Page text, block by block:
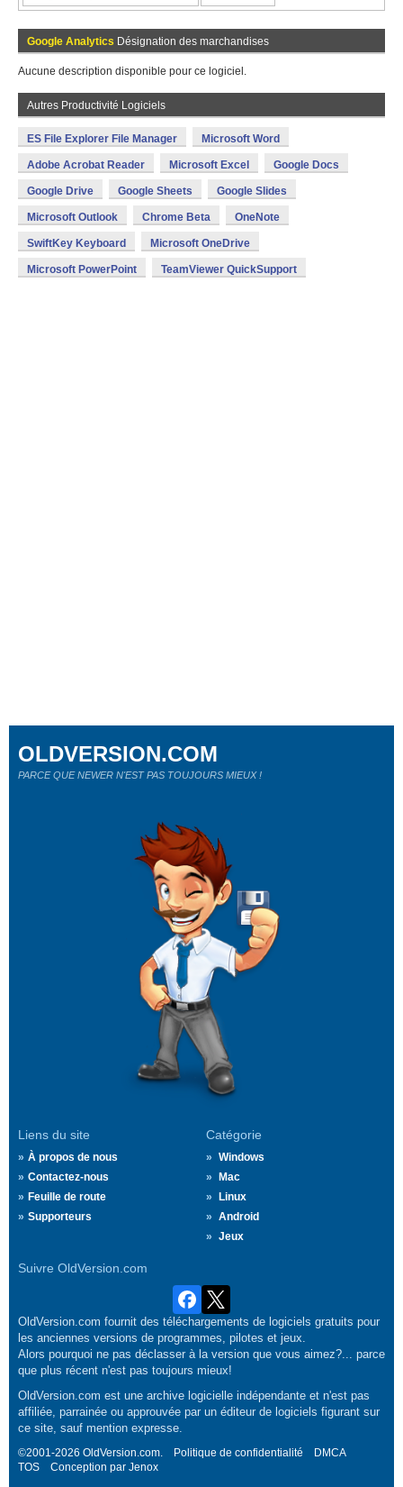
Google Analytics Désignation des marchandises
Aucune description disponible pour ce logiciel.
Autres Productivité Logiciels
ES File Explorer File Manager Microsoft Word
Adobe Acrobat Reader Microsoft Excel Google Docs
Google Drive Google Sheets Google Slides
Microsoft Outlook Chrome Beta OneNote
SwiftKey Keyboard Microsoft OneDrive
Microsoft PowerPoint TeamViewer QuickSupport
Liens du site
À propos de nous
Contactez-nous
Feuille de route
Supporteurs
Catégorie
Windows
Mac
Linux
Android
Jeux
Suivre OldVersion.com
OLDVERSION.COM
PARCE QUE NEWER N'EST PAS TOUJOURS MIEUX !
OldVersion.com fournit des téléchargements de logiciels gratuits pour
les anciennes versions de programmes, pilotes et jeux.
Alors pourquoi ne pas déclasser à la version que vous aimez?... parce
que plus récent n'est pas toujours mieux!
OldVersion.com est une archive logicielle indépendante et n'est pas
affiliée, parrainée ou approuvée par un éditeur de logiciels figurant sur
ce site, sauf mention expresse.
©2001-2026 OldVersion.com. Politique de confidentialité
DMCA
TOS
Conception par Jenox